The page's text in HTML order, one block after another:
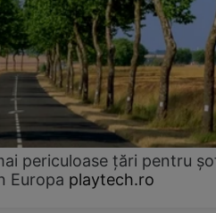
periculoase țări pentru
Europa playtech.ro